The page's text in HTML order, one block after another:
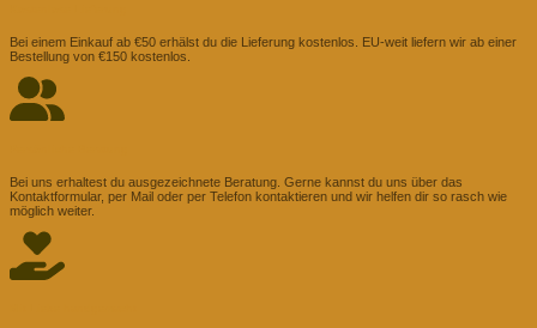
Bei einem Einkauf ab €50 erhälst du die Lieferung kostenlos. EU-weit liefern wir ab einer
Bestellung von €150 kostenlos.
Bei uns erhaltest du ausgezeichnete Beratung. Gerne kannst du uns über das
Kontaktformular, per Mail oder per Telefon kontaktieren und wir helfen dir so rasch wie
möglich weiter.